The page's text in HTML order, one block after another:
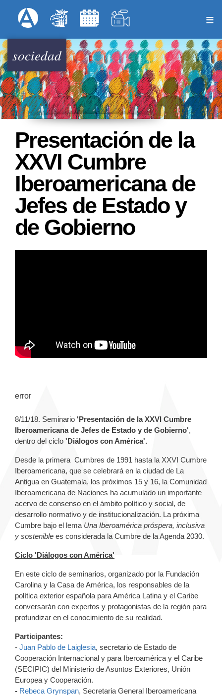
al
principal
Menú Superior
sociedad
Presentación de la
XXVI Cumbre
Iberoamericana de
Jefes de Estado y
de Gobierno
error
8/11/18. Seminario 'Presentación de la XXVI Cumbre
Iberoamericana de Jefes de Estado y de Gobierno',
dentro del ciclo 'Diálogos con América'.
Desde la primera Cumbres de 1991 hasta la XXVI Cumbre
Iberoamericana, que se celebrará en la ciudad de La
Antigua en Guatemala, los próximos 15 y 16, la Comunidad
Iberoamericana de Naciones ha acumulado un importante
acervo de consenso en el ámbito político y social, de
desarrollo normativo y de institucionalización. La próxima
Cumbre bajo el lema Una Iberoamérica próspera, inclusiva
y sostenible es considerada la Cumbre de la Agenda 2030.
Ciclo 'Diálogos con América'
En este ciclo de seminarios, organizado por la Fundación
Carolina y la Casa de América, los responsables de la
política exterior española para América Latina y el Caribe
conversarán con expertos y protagonistas de la región para
profundizar en el conocimiento de su realidad.
Participantes:
- Juan Pablo de Laiglesia, secretario de Estado de
Cooperación Internacional y para Iberoamérica y el Caribe
(SECIPIC) del Ministerio de Asuntos Exteriores, Unión
Europea y Cooperación.
- Rebeca Grynspan, Secretaria General Iberoamericana